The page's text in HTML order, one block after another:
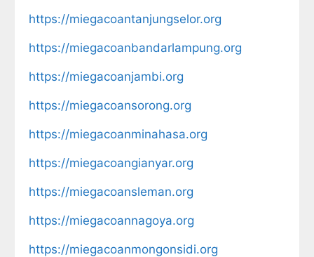
https://miegacoantanjungselor.org
https://miegacoanbandarlampung.org
https://miegacoanjambi.org
https://miegacoansorong.org
https://miegacoanminahasa.org
https://miegacoangianyar.org
https://miegacoansleman.org
https://miegacoannagoya.org
https://miegacoanmongonsidi.org